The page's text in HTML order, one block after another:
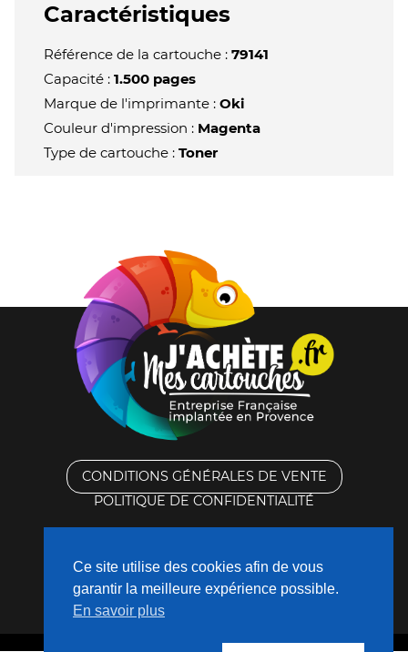
Caractéristiques
Référence de la cartouche : 79141
Capacité : 1.500 pages
Marque de l'imprimante : Oki
Couleur d'impression : Magenta
Type de cartouche : Toner
CONDITIONS GÉNÉRALES DE VENTE
POLITIQUE DE CONFIDENTIALITÉ
CONTACTEZ-NOUS
Ce site utilise des cookies afin de vous
garantir la meilleure expérience possible.
En savoir plus